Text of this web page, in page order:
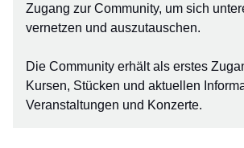
Zugang zur Community, um sich
vernetzen und auszutauschen.
Die Community erhält als erstes
Kursen, Stücken und aktuellen
Veranstaltungen und Konzerte.